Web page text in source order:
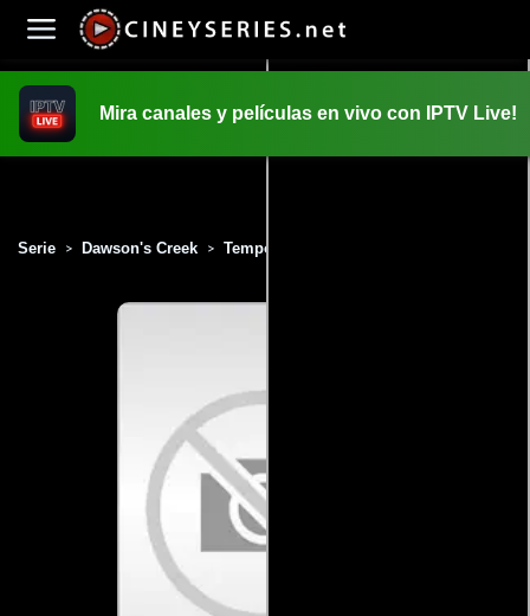
Mira canales y películas en vivo con IPTV Live!
Serie > Dawson's Creek > Temporada 6